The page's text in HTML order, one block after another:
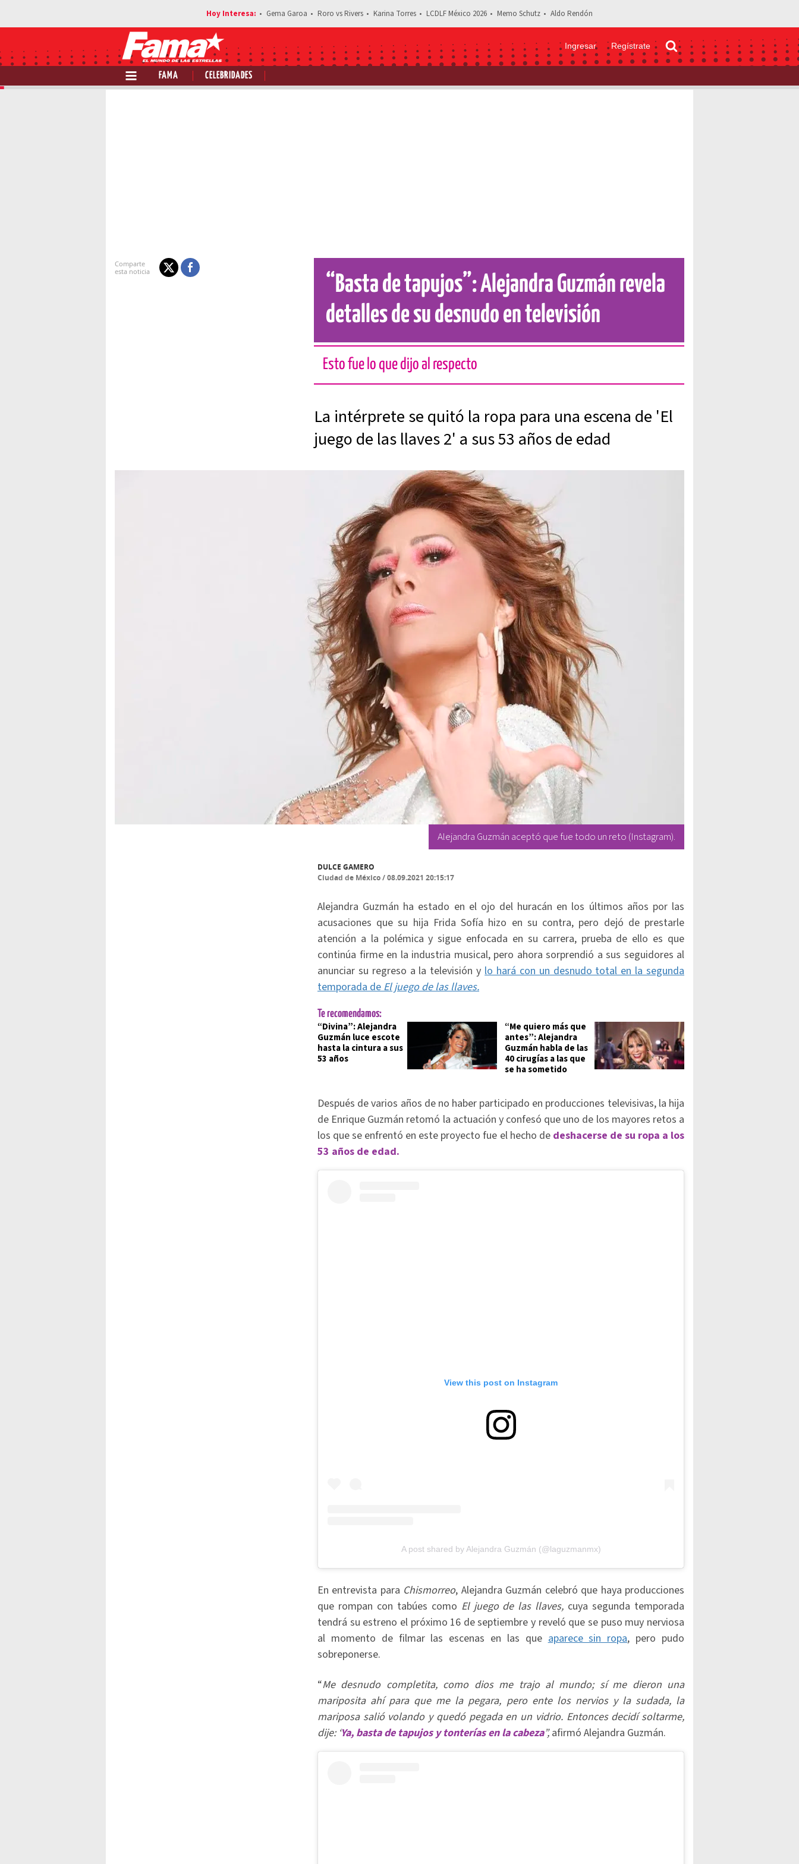
Gema Garoa Roro vs Rivers Karina Torres LCDLF México 2026 Memo Schutz Aldo Rendón
Ingresar Regístrate
FAMA CELEBRIDADES
Estás leyendo: “Basta de tapujos”: Alejandra Guzmán revela detalles de su desnudo en televisión
“Basta de tapujos”: Alejandra Guzmán revela
detalles de su desnudo en televisión
Esto fue lo que dijo al respecto
La intérprete se quitó la ropa para una escena de 'El
juego de las llaves 2' a sus 53 años de edad
Alejandra Guzmán aceptó que fue todo un reto (Instagram).
DULCE GAMERO
Ciudad de México/08.09.2021 20:15:17
Alejandra Guzmán ha estado en el ojo del huracán en los últimos años por las
acusaciones que su hija Frida Sofía hizo en su contra, pero dejó de prestarle
atención a la polémica y sigue enfocada en su carrera, prueba de ello es que
continúa firme en la industria musical, pero ahora sorprendió a sus seguidores al
anunciar su regreso a la televisión ylo hará con un desnudo total en la segunda
temporada deEl juego de las llaves.
Te recomendamos:
“Divina”: Alejandra
Guzmán luce escote
hasta la cintura a sus
53 años
“Me quiero más que
antes”: Alejandra
Guzmán habla de las
40 cirugías a las que
se ha sometido
Después de varios años de no haber participado en producciones televisivas, la hija
de Enrique Guzmán retomó la actuación y confesó que uno de los mayores retos a
los que se enfrentó en este proyecto fue el hecho de deshacerse de su ropa a los
53 años de edad.
View this post on Instagram
A post shared by Alejandra Guzmán (@laguzmanmx)
En entrevista para Chismorreo, Alejandra Guzmán celebró que haya producciones
que rompan con tabúes como El juego de las llaves, cuya segunda temporada
tendrá su estreno el próximo 16 de septiembre y reveló que se puso muy nerviosa
al momento de filmar las escenas en las que aparece sin ropa, pero pudo
sobreponerse.
“Me desnudo completita, como dios me trajo al mundo; sí me dieron una
mariposita ahí para que me la pegara, pero ente los nervios y la sudada, la
mariposa salió volando y quedó pegada en un vidrio. Entonces decidí soltarme,
dije: ‘Ya, basta de tapujos y tonterías en la cabeza”,afirmó Alejandra Guzmán.